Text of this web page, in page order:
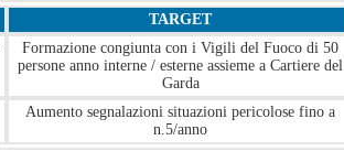
TARGET
Formazione congiunta con i Vigili del Fuoco di 50
persone anno interne / esterne assieme a Cartiere del
Garda
Aumento segnalazioni situazioni pericolose fino a
n.5/anno